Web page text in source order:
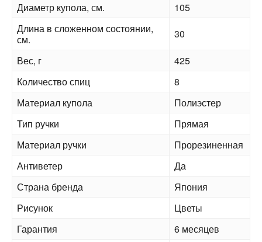
Диаметр купола, см.
105
Длина в сложенном состоянии,
см.
30
Вес, г
425
Количество спиц
8
Материал купола
Полиэстер
Тип ручки
Прямая
Материал ручки
Прорезиненная
Антиветер
Да
Страна бренда
Япония
Рисунок
Цветы
Гарантия
6 месяцев